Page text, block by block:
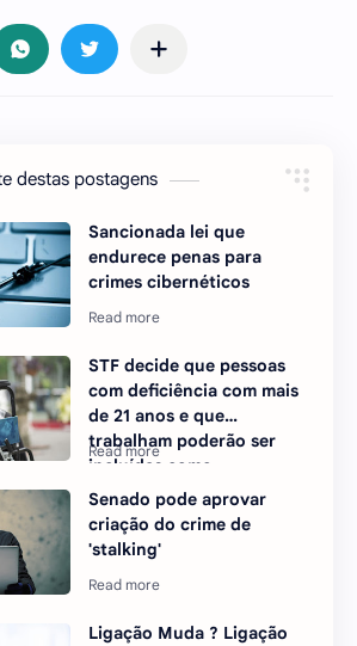
destas postagens
Sancionada lei que
endurece penas para
crimes cibernéticos
STF decide que pessoas
com deficiência com mais
de 21 anos e que
trabalham poderão ser
incluídas como
dependentes no IR
Senado pode aprovar
criação do crime de
'stalking'
Ligação Muda ? Ligação